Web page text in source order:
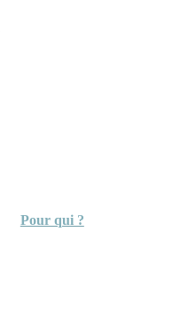
Pour qui ?